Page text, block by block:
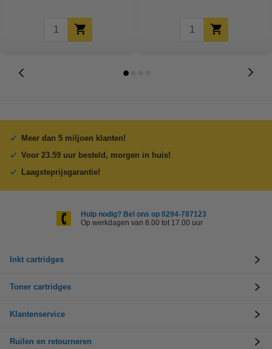
Meer dan 5 miljoen klanten!
Voor 23.59 uur besteld, morgen in huis!
Laagsteprijsgarantie!
Hulp nodig? Bel ons op 0294-787123
Op werkdagen van 8.00 tot 17.00 uur
Inkt cartridges
Toner cartridges
Klantenservice
Ruilen en retourneren